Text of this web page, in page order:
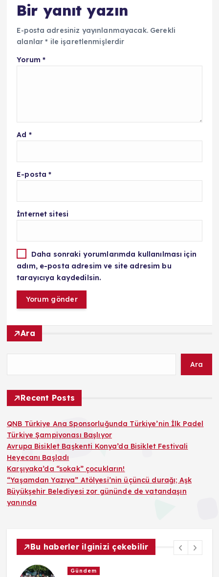
Bir yanıt yazın
E-posta adresiniz yayınlanmayacak. Gerekli
alanlar* ile işaretlenmişlerdir
Yorum *
Ad *
E-posta*
İnternet sitesi
Daha sonraki yorumlarımda kullanılması için
adım, e-posta adresim ve site adresim bu
tarayıcıya kaydedilsin.
Ara
Ara
Recent Posts
QNB Türkiye Ana Sponsorluğunda Türkiye’nin İlk Padel
Türkiye Şampiyonası Başlıyor
Avrupa Bisiklet Başkenti Konya’da Bisiklet Festivali
Heyecanı Başladı
Karşıyaka’da “sokak” çocukların!
“Yaşamdan Yazıya” Atölyesi’nin üçüncü durağı; Aşk
Büyükşehir Belediyesi zor gününde de vatandaşın
yanında
Bu haberler ilginizi çekebilir
Gündem